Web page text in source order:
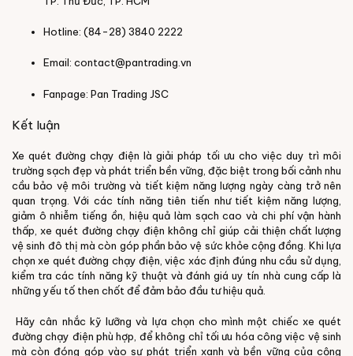
Hotline: (84-28) 3840 2222
Email: contact@pantrading.vn
Fanpage: Pan Trading JSC
Kết luận
Xe quét đường chạy điện là giải pháp tối ưu cho việc duy trì môi
trường sạch đẹp và phát triển bền vững, đặc biệt trong bối cảnh nhu
cầu bảo vệ môi trường và tiết kiệm năng lượng ngày càng trở nên
quan trọng. Với các tính năng tiên tiến như tiết kiệm năng lượng,
giảm ô nhiễm tiếng ồn, hiệu quả làm sạch cao và chi phí vận hành
thấp, xe quét đường chạy điện không chỉ giúp cải thiện chất lượng
vệ sinh đô thị mà còn góp phần bảo vệ sức khỏe cộng đồng. Khi lựa
chọn xe quét đường chạy điện, việc xác định đúng nhu cầu sử dụng,
kiểm tra các tính năng kỹ thuật và đánh giá uy tín nhà cung cấp là
những yếu tố then chốt để đảm bảo đầu tư hiệu quả.
Hãy cân nhắc kỹ lưỡng và lựa chọn cho mình một chiếc xe quét
đường chạy điện phù hợp, để không chỉ tối ưu hóa công việc vệ sinh
mà còn đóng góp vào sự phát triển xanh và bền vững của cộng